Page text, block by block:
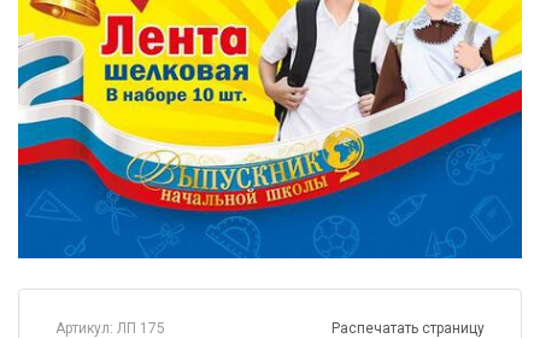
Распечатать страницу
Артикул: ЛП 175